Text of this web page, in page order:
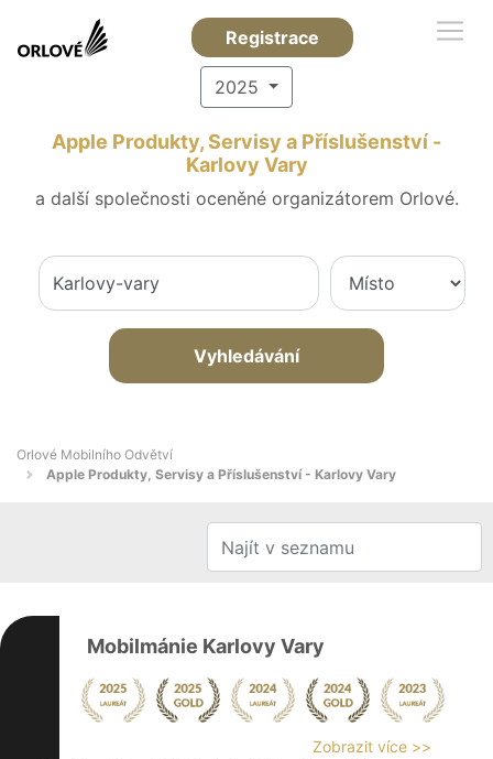
Registrace
2025
Apple Produkty, Servisy a Příslušenství -
Karlovy Vary
a další společnosti oceněné organizátorem Orlové.
Vyhledávání
Orlové Mobilního Odvětví
Apple Produkty, Servisy a Příslušenství - Karlovy Vary
Mobilmánie Karlovy Vary
Zobrazit více >>